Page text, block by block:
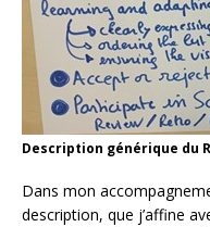
Description générique du
Dans mon
description, que j’affine